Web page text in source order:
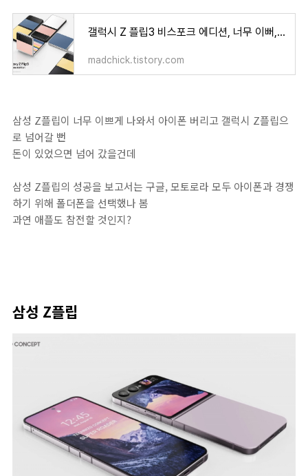
갤럭시 Z 플립3 비스포크 에디션, 너무 이뻐, 이제 아이폰 안녕
madchick.tistory.com
삼성 Z플립이 너무 이쁘게 나와서 아이폰 버리고 갤럭시 Z플립으
로 넘어갈 뻔
돈이 있었으면 넘어 갔을건데
삼성 Z플립의 성공을 보고서는 구글, 모토로라 모두 아이폰과 경쟁
하기 위해 폴더폰을 선택했나 봄
과연 애플도 참전할 것인지?
삼성 Z플립